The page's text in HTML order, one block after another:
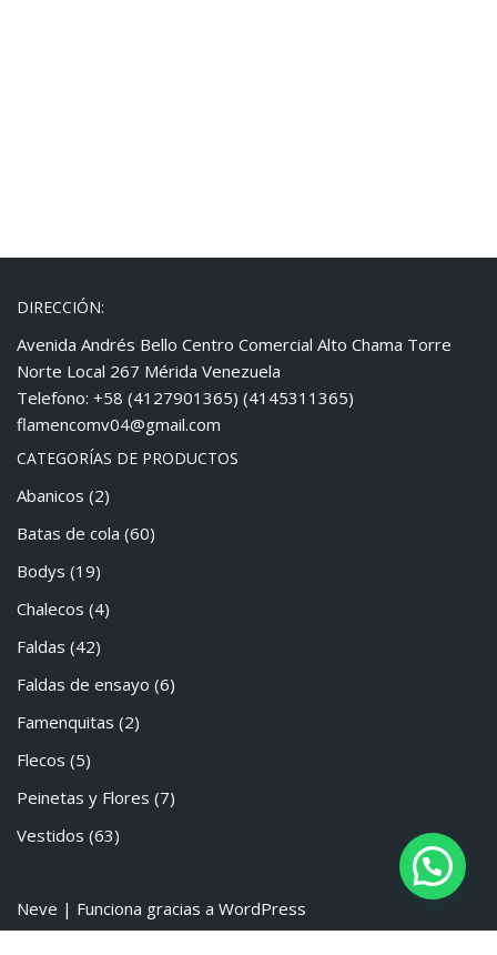
DIRECCIÓN:
Avenida Andrés Bello Centro Comercial Alto Chama Torre
Norte Local 267 Mérida Venezuela
Telefono: +58 (4127901365) (4145311365)
flamencomv04@gmail.com
CATEGORÍAS DE PRODUCTOS
Abanicos (2)
Batas de cola (60)
Bodys (19)
Chalecos (4)
Faldas (42)
Faldas de ensayo (6)
Famenquitas (2)
Flecos (5)
Peinetas y Flores (7)
Vestidos (63)
Neve | Funciona gracias a WordPress